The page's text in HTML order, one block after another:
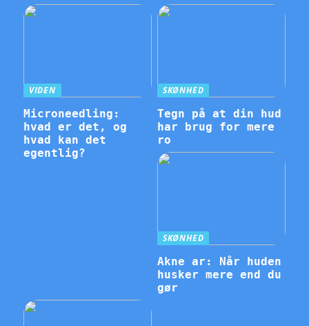
VIDEN
Microneedling:
hvad er det, og
hvad kan det
egentlig?
SKØNHED
Tegn på at din hud
har brug for mere
ro
SKØNHED
Akne ar: Når huden
husker mere end du
gør